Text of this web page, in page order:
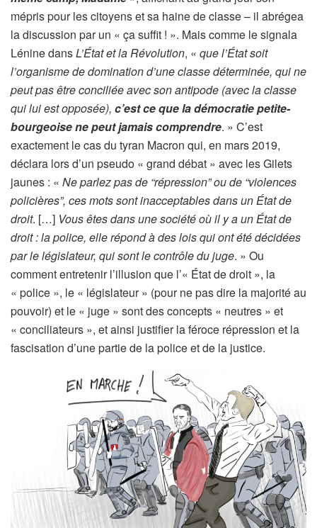
mépris pour les citoyens et sa haine de classe – il abrégea
la discussion par un « ça suffit ! ». Mais comme le signala
Lénine dansL’État et la Révolution, « que l’État soit
l’organisme de domination d’une classe déterminée, qui ne
peut pas être conciliée avec son antipode (avec la classe
qui lui est opposée), c’est ce que la démocratie petite-
bourgeoise ne peut jamais comprendre. » C’est
exactement le cas du tyran Macron qui, en mars 2019,
déclara lors d’un pseudo « grand débat » avec les Gilets
jaunes : « Ne parlez pas de “répression” ou de “violences
policières”, ces mots sont inacceptables dans un État de
droit. […] Vous êtes dans une société où il y a un État de
droit : la police, elle répond à des lois qui ont été décidées
par le législateur, qui sont le contrôle du juge. » Ou
comment entretenir l’illusion que l’« État de droit », la
« police », le « législateur » (pour ne pas dire la majorité au
pouvoir) et le « juge » sont des concepts « neutres » et
« conciliateurs », et ainsi justifier la féroce répression et la
fascisation d’une partie de la police et de la justice.